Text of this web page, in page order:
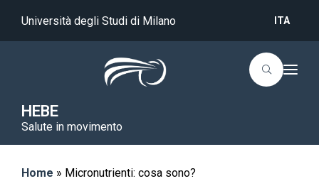
Università degli Studi di Milano ITA
HEBE
Salute in movimento
T
Home » Micronutrienti: cosa sono?